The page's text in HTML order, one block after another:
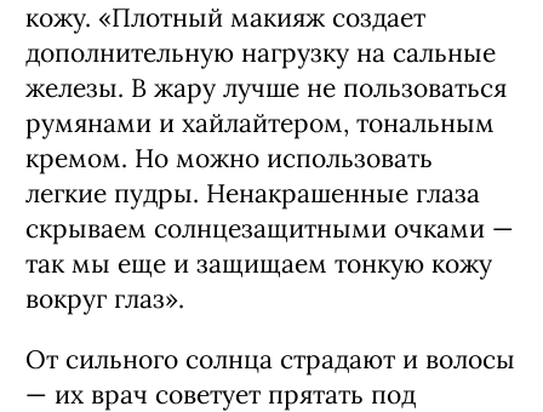
кожу. «Плотный макияж создает
дополнительную нагрузку на сальные
железы. В жару лучше не пользоваться
румянами и хайлайтером, тональным
кремом. Но можно использовать
легкие пудры. Ненакрашенные глаза
скрываем солнцезащитными очками —
так мы еще и защищаем тонкую кожу
вокруг глаз».
От сильного солнца страдают и волосы
— их врач советует прятать под